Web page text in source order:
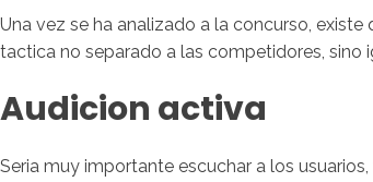
Una vez se ha analizado a la concurso,
tactica no separado a las competidores, sino
Audicion activa
Seri­a muy importante escuchar a los